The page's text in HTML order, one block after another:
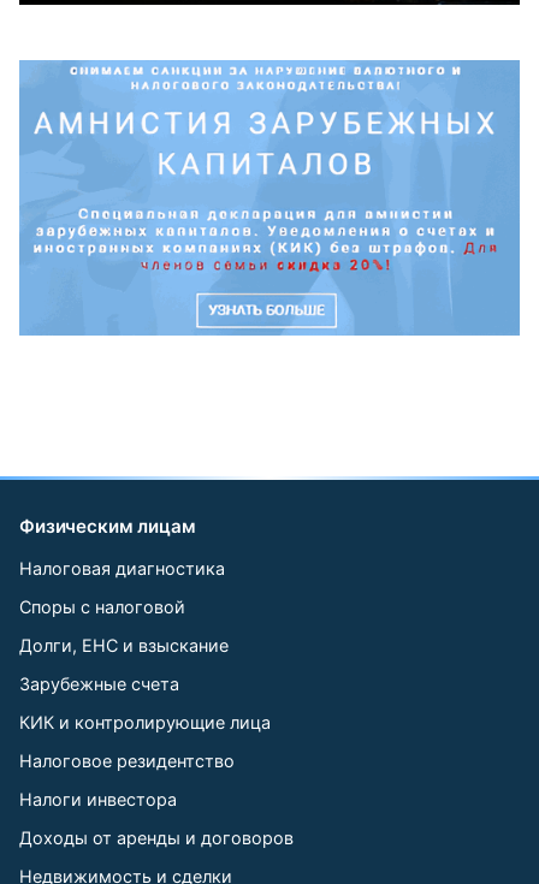
Физическим лицам
Налоговая диагностика
Споры с налоговой
Долги, ЕНС и взыскание
Зарубежные счета
КИК и контролирующие лица
Налоговое резидентство
Налоги инвестора
Доходы от аренды и договоров
Недвижимость и сделки